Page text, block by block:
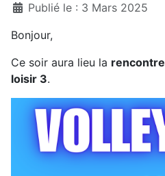
Publié le : 3 Mars 2025
Bonjour,
Ce soir aura lieu la rencontre
loisir 3.